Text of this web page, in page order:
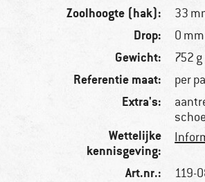
Zoolhoogte (hak): 33
Drop: 0 mm
Gewicht: 752 g
Referentie maat: per
Extra's:
Wettelijke
kennisgeving:
Art.nr.: 119-